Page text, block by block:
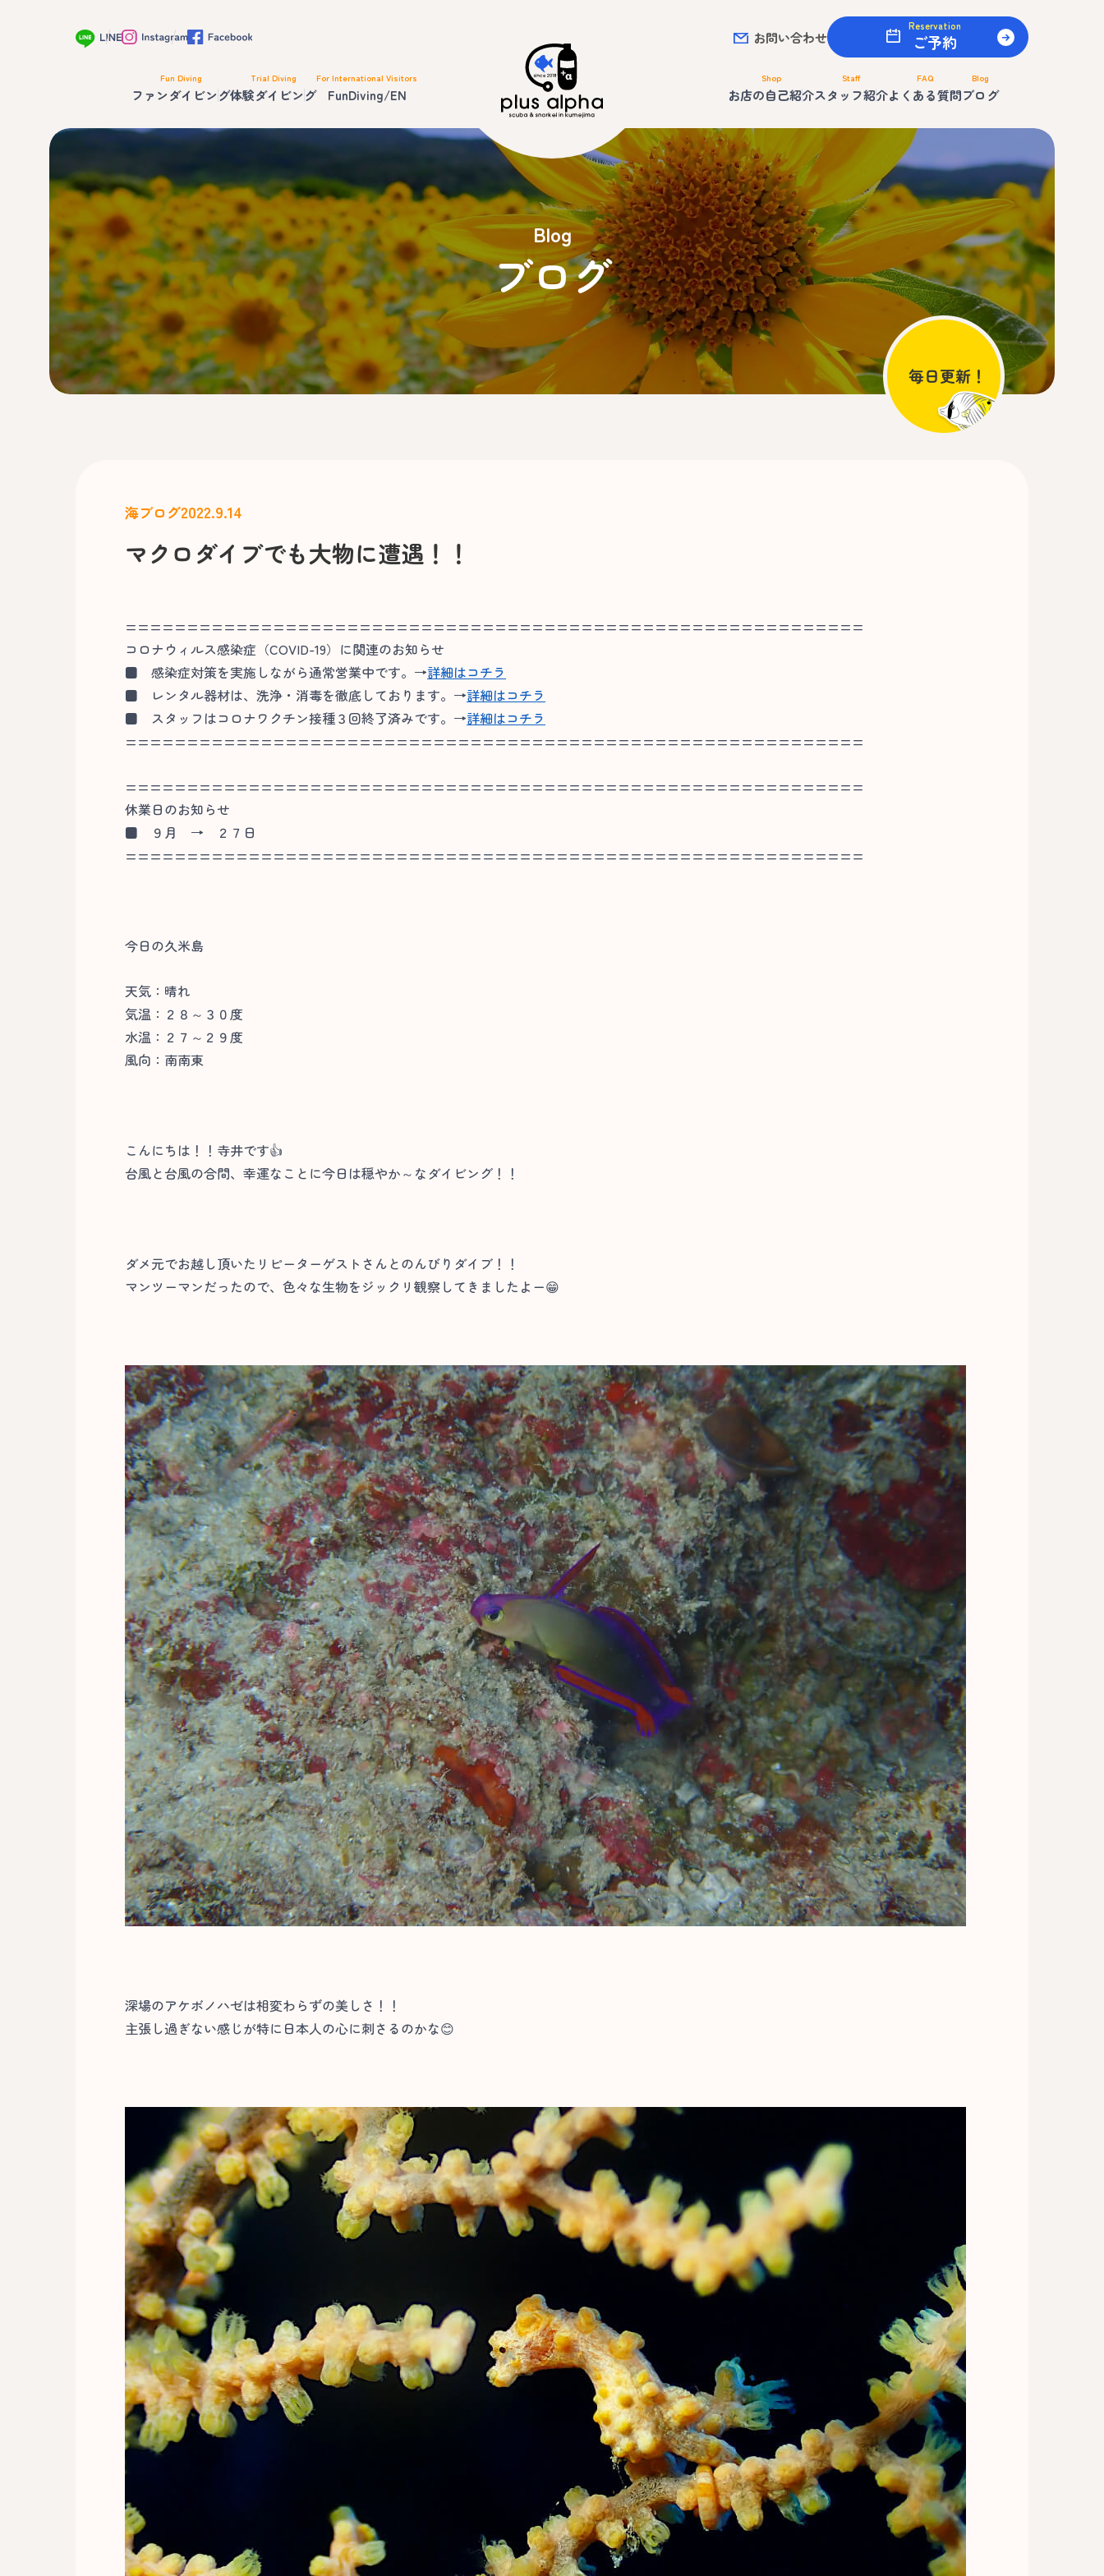
お問い合わせ
Reservation
ご予約
Fun Diving
ファンダイビング
Trial Diving
体験ダイビング
For International Visitors
FunDiving/EN
Shop
お店の自己紹介
Staff
スタッフ紹介
FAQ
よくある質問
Blog
ブログ
Blog
ブログ
海ブログ2022.9.14
マクロダイブでも大物に遭遇！！
============================================================
コロナウィルス感染症（COVID-19）に関連のお知らせ
■ 感染症対策を実施しながら通常営業中です。→詳細はコチラ
■ レンタル器材は、洗浄・消毒を徹底しております。→詳細はコチラ
■ スタッフはコロナワクチン接種３回終了済みです。→詳細はコチラ
============================================================
============================================================
休業日のお知らせ
■ ９月 → ２７日
============================================================
今日の久米島
天気：晴れ
気温：２８～３０度
水温：２７～２９度
風向：南南東
こんにちは！！寺井です👍
台風と台風の合間、幸運なことに今日は穏やか～なダイビング！！
ダメ元でお越し頂いたリピーターゲストさんとのんびりダイブ！！
マンツーマンだったので、色々な生物をジックリ観察してきましたよー😁
深場のアケボノハゼは相変わらずの美しさ！！
主張し過ぎない感じが特に日本人の心に刺さるのかな😊